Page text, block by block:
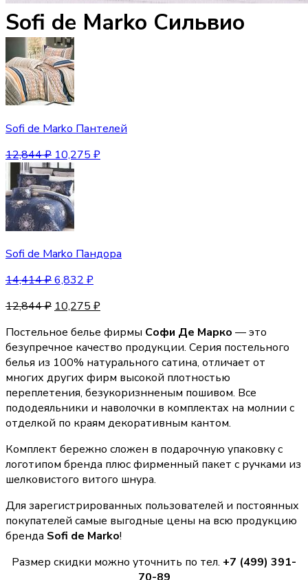
Sofi de Marko Сильвио
Sofi de Marko Пантелей
12,844₽ 10,275 ₽
Sofi de Marko Пандора
14,414₽6,832 ₽
12,844₽ 10,275 ₽
Постельное белье фирмы Софи Де Марко — это
безупречное качество продукции. Серия постельного
белья из 100% натурального сатина, отличает от
многих других фирм высокой плотностью
переплетения, безукоризнненым пошивом. Все
пододеяльники и наволочки в комплектах на молнии с
отделкой по краям декоративным кантом.
Комплект бережно сложен в подарочную упаковку с
логотипом бренда плюс фирменный пакет с ручками из
шелковистого витого шнура.
Для зарегистрированных пользователей и постоянных
покупателей самые выгодные цены на всю продукцию
бренда Sofi de Marko!
Размер скидки можно уточнить по тел. +7 (499) 391-